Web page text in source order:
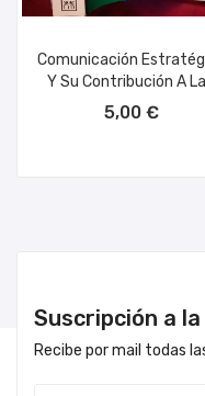
Comunicación
Y Su Contribución A
5,00 €
Suscripción a
Recibe por mail todas